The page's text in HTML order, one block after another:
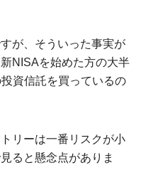
が、そういった事実が
NISAを始めた方の大半
資信託を買っているの
リーは一番リスクが小
ると懸念点がありま